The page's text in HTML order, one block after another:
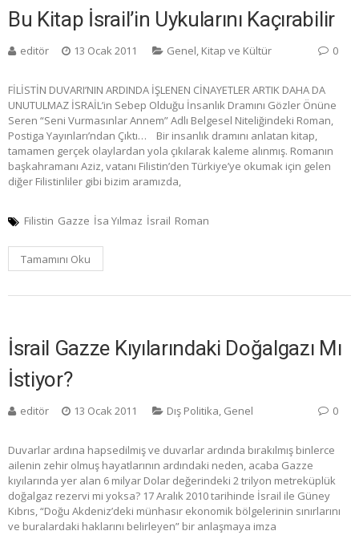
Bu Kitap İsrail’in Uykularını Kaçırabilir
editör 13 Ocak 2011 Genel, Kitap ve Kültür 0
FİLİSTİN DUVARI’NIN ARDINDA İŞLENEN CİNAYETLER ARTIK DAHA DA
UNUTULMAZ İSRAİL’in Sebep Olduğu İnsanlık Dramını Gözler Önüne
Seren “Seni Vurmasınlar Annem” Adlı Belgesel Niteliğindeki Roman,
Postiga Yayınları’ndan Çıktı… Bir insanlık dramını anlatan kitap,
tamamen gerçek olaylardan yola çıkılarak kaleme alınmış. Romanın
başkahramanı Aziz, vatanı Filistin’den Türkiye’ye okumak için gelen
diğer Filistinliler gibi bizim aramızda,
Filistin Gazze İsa Yılmaz İsrail Roman
Tamamını Oku
İsrail Gazze Kıyılarındaki Doğalgazı Mı
İstiyor?
editör 13 Ocak 2011 Dış Politika, Genel 0
Duvarlar ardına hapsedilmiş ve duvarlar ardında bırakılmış binlerce
ailenin zehir olmuş hayatlarının ardındaki neden, acaba Gazze
kıyılarında yer alan 6 milyar Dolar değerindeki 2 trilyon metreküplük
doğalgaz rezervi mi yoksa? 17 Aralık 2010 tarihinde İsrail ile Güney
Kıbrıs, “Doğu Akdeniz’deki münhasır ekonomik bölgelerinin sınırlarını
ve buralardaki haklarını belirleyen” bir anlaşmaya imza